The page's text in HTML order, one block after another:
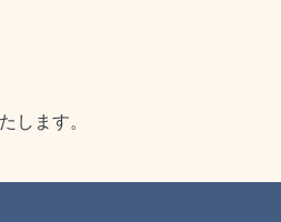
します。